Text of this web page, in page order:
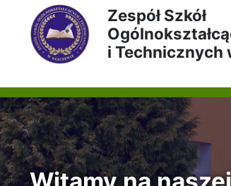
do
treści
głównej
do
menu
nawigacyjnego
do
wyszukiwarki
do
mapy
strony
Zespół Szkół
i Technicznych